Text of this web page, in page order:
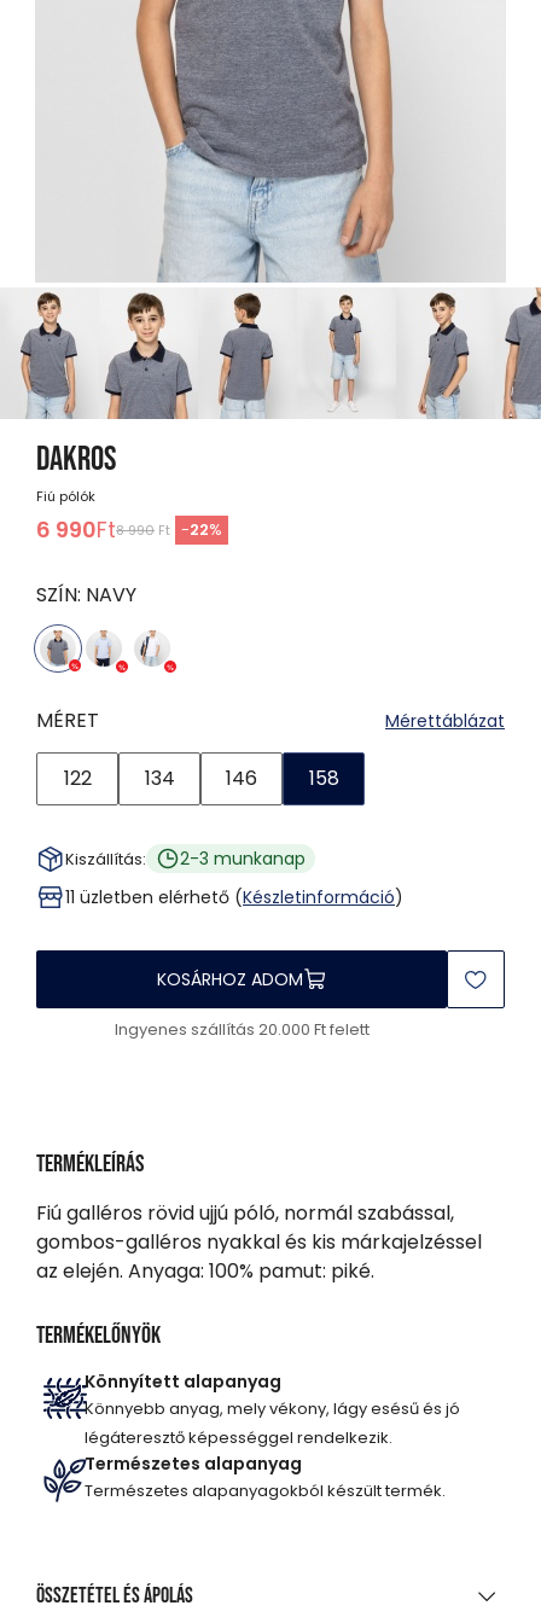
DAKROS
Fiú pólók
6 990Ft8 990 Ft -22%
SZÍN: NAVY
MÉRET Mérettáblázat
122 134 146 158
Kiszállítás:
2-3 munkanap
11 üzletben elérhető (Készletinformáció)
KOSÁRHOZ ADOM
Ingyenes szállítás 20.000 Ft felett
Termékleírás
Fiú galléros rövid ujjú póló, normál szabással,
gombos-galléros nyakkal és kis márkajelzéssel
az elején. Anyaga: 100% pamut: piké.
Termékelőnyök
Könnyített alapanyag
Könnyebb anyag, mely vékony, lágy esésű és jó
légáteresztő képességgel rendelkezik.
Természetes alapanyag
Természetes alapanyagokból készült termék.
Összetétel és ápolás